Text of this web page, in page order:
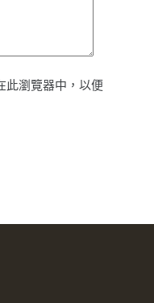
此瀏覽器中，以便